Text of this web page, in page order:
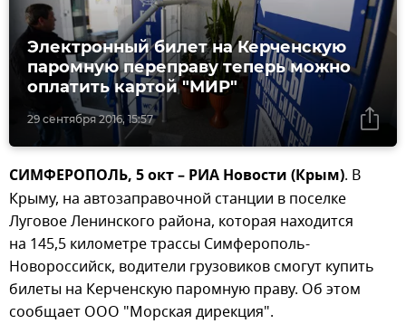
29 сентября 2016, 15:57
Электронный билет на Керченскую
паромную переправу теперь можно
оплатить картой "МИР"
СИМФЕРОПОЛЬ, 5 окт – РИА Новости (Крым). В
Крыму, на автозаправочной станции в поселке
Луговое Ленинского района, которая находится
на 145,5 километре трассы Симферополь-
Новороссийск, водители грузовиков смогут купить
билеты на Керченскую паромную праву. Об этом
сообщает ООО "Морская дирекция".